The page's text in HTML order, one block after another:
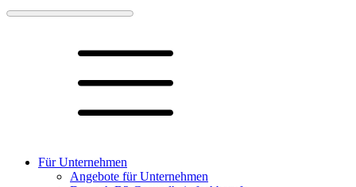
Für Unternehmen
Angebote für Unternehmen